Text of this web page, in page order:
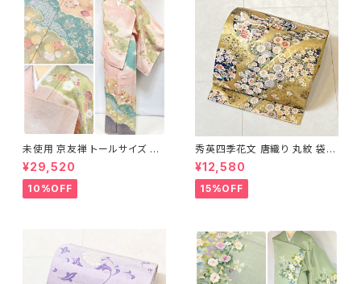
未使用 京友禅 トールサイズ 染
め分け 金彩 訪問着 袷 正絹 ピ
ンク 黄緑 紫 黄色 1438
¥29,520
10%OFF
秀英四季花文 唐織り 丸紋 袋帯
正絹 金糸 ゴールド 紺 ピンク 7
05
¥12,580
15%OFF